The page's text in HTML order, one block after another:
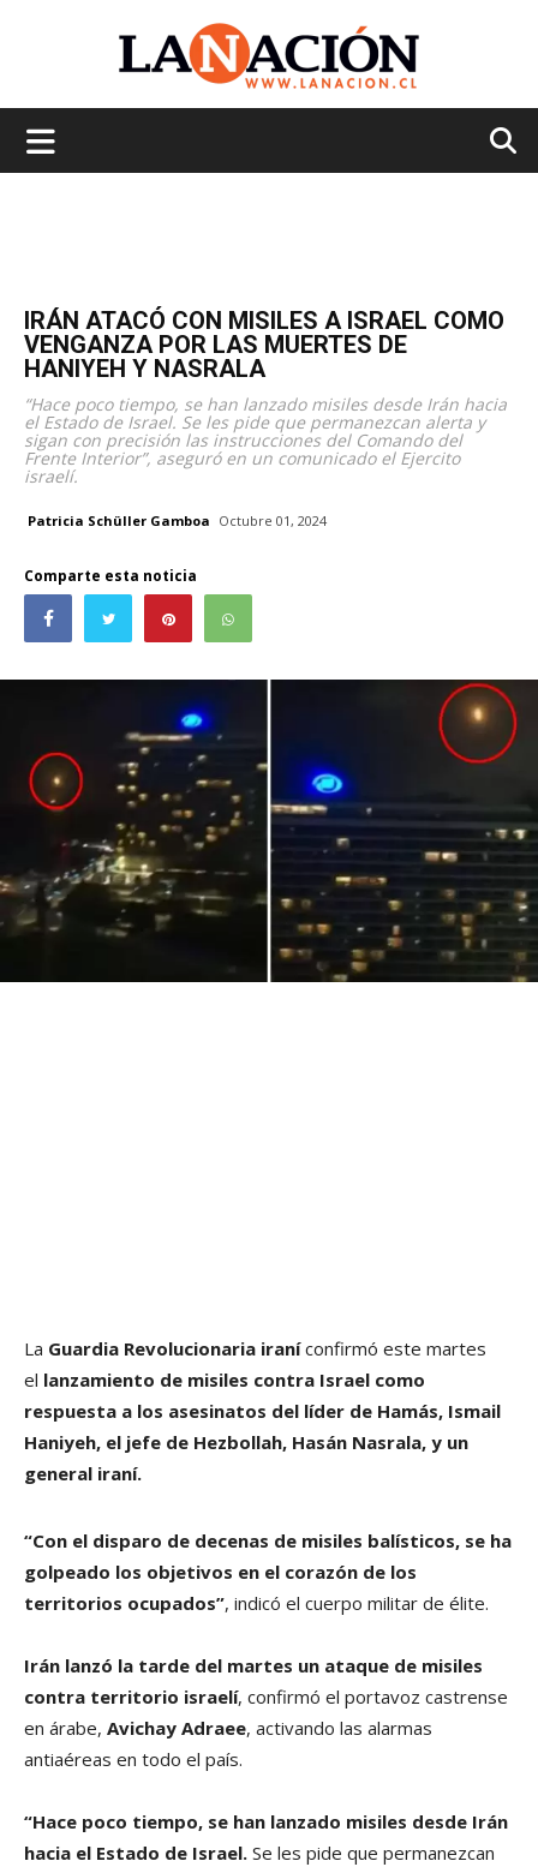
IRÁN ATACÓ CON MISILES A ISRAEL COMO
VENGANZA POR LAS MUERTES DE
HANIYEH Y NASRALA
“Hace poco tiempo, se han lanzado misiles desde Irán hacia
el Estado de Israel. Se les pide que permanezcan alerta y
sigan con precisión las instrucciones del Comando del
Frente Interior”, aseguró en un comunicado el Ejercito
israelí.
Patricia Schüller Gamboa Octubre 01, 2024
Comparte esta noticia
La Guardia Revolucionaria iraníconfirmó este martes
el lanzamiento de misiles contra Israel como
respuesta a los asesinatos del líder de Hamás, Ismail
Haniyeh, el jefe de Hezbollah, Hasán Nasrala, y un
general iraní.
“Con el disparo de decenas de misiles balísticos, se ha
golpeado los objetivos en el corazón de los
territorios ocupados”, indicó el cuerpo militar de élite.
Irán lanzó la tarde del martes un ataque de misiles
contra territorio israelí, confirmó el portavoz castrense
en árabe, Avichay Adraee, activando las alarmas
antiaéreas en todo el país.
“Hace poco tiempo, se han lanzado misiles desde Irán
hacia el Estado de Israel. Se les pide que permanezcan